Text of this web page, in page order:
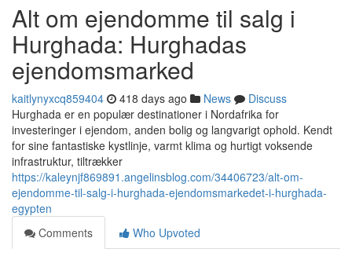
Alt om ejendomme til salg i
Hurghada: Hurghadas
ejendomsmarked
kaitlynyxcq859404 418 days ago News
Discuss
Hurghada er en populær destinationer i Nordafrika for
investeringer i ejendom, anden bolig og langvarigt ophold. Kendt
for sine fantastiske kystlinje, varmt klima og hurtigt voksende
infrastruktur, tiltrækker
https://kaleynjf869891.angelinsblog.com/34406723/alt-om-
ejendomme-til-salg-i-hurghada-ejendomsmarkedet-i-hurghada-
egypten
Comments
Who Upvoted